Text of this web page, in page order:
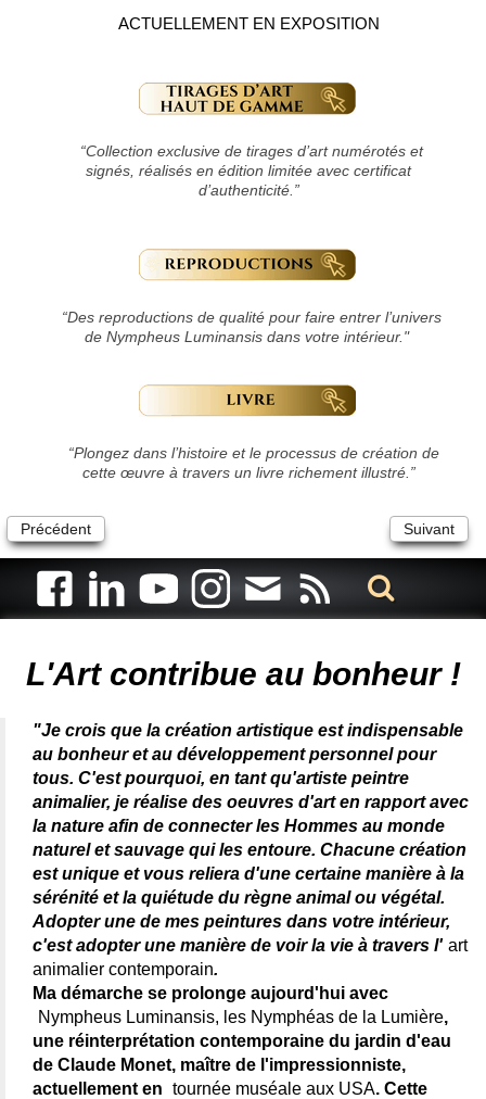
ACTUELLEMENT EN EXPOSITION
“Collection exclusive de tirages d’art numérotés et
signés, réalisés en édition limitée avec certificat
d’authenticité.”
“Des reproductions de qualité pour faire entrer l’univers
de Nympheus Luminansis dans votre intérieur."
“Plongez dans l’histoire et le processus de création de
cette œuvre à travers un livre richement illustré.”
Précédent Suivant
L'Art contribue au bonheur !
"Je crois que la création artistique est indispensable
au bonheur et au développement personnel pour
tous. C'est pourquoi, en tant qu'artiste peintre
animalier, je réalise des oeuvres d'art en rapport avec
la nature afin de connecter les Hommes au monde
naturel et sauvage qui les entoure. Chacune création
est unique et vous reliera d'une certaine manière à la
sérénité et la quiétude du règne animal ou végétal.
Adopter une de mes peintures dans votre intérieur,
c'est adopter une manière de voir la vie à travers l' art
animalier contemporain.
Ma démarche se prolonge aujourd'hui avec
Nympheus Luminansis, les Nymphéas de la Lumière,
une réinterprétation contemporaine du jardin d'eau
de Claude Monet, maître de l'impressionniste,
actuellement en tournée muséale aux USA. Cette